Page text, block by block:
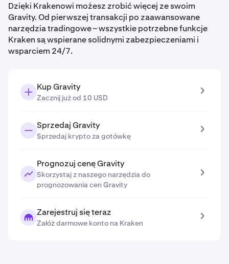
Dzięki Krakenowi możesz zrobić więcej ze swoim
Gravity. Od pierwszej transakcji po zaawansowane
narzędzia tradingowe – wszystkie potrzebne funkcje
Kraken są wspierane solidnymi zabezpieczeniami i
wsparciem 24/7.
Kup Gravity
Zacznij już od 10 USD
Sprzedaj Gravity
Sprzedaj krypto za gotówkę
Prognozuj cenę Gravity
Skorzystaj z naszego narzędzia do
prognozowania cen Gravity
Zarejestruj się teraz
Załóż darmowe konto na Kraken